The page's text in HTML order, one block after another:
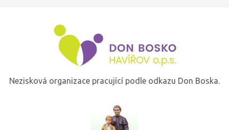
Nezisková organizace pracující podle odkazu Don Boska.